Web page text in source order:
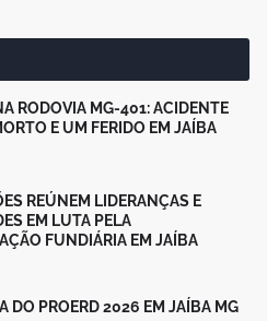
RODOVIA MG-401: ACIDENTE
E UM FERIDO EM JAÍBA
REÚNEM LIDERANÇAS E
EM LUTA PELA
FUNDIÁRIA EM JAÍBA
DO PROERD 2026 EM JAÍBA MG